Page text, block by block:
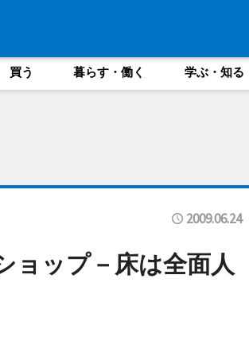
買う 暮らす・働く 学ぶ・知る
2009.06.24
ョップ－床は全面人